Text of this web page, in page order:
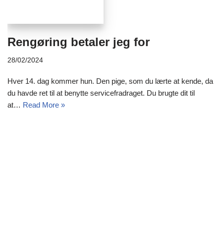
Rengøring betaler jeg for
28/02/2024
Hver 14. dag kommer hun. Den pige, som du lærte at kende, da
du havde ret til at benytte servicefradraget. Du brugte dit til
at… Read More »